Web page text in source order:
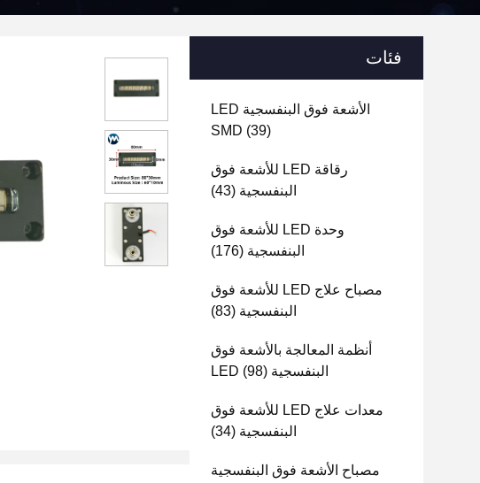
فئات
الأشعة فوق البنفسجية LED
SMD (39)
رقاقة LED للأشعة فوق
البنفسجية (43)
وحدة LED للأشعة فوق
البنفسجية (176)
مصباح علاج LED للأشعة فوق
البنفسجية (83)
أنظمة المعالجة بالأشعة فوق
البنفسجية LED (98)
معدات علاج LED للأشعة فوق
البنفسجية (34)
مصباح الأشعة فوق البنفسجية